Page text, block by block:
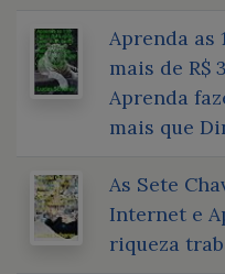
Aprenda as
mais de R$
Aprenda
mais que
As Sete
Internet e
riqueza